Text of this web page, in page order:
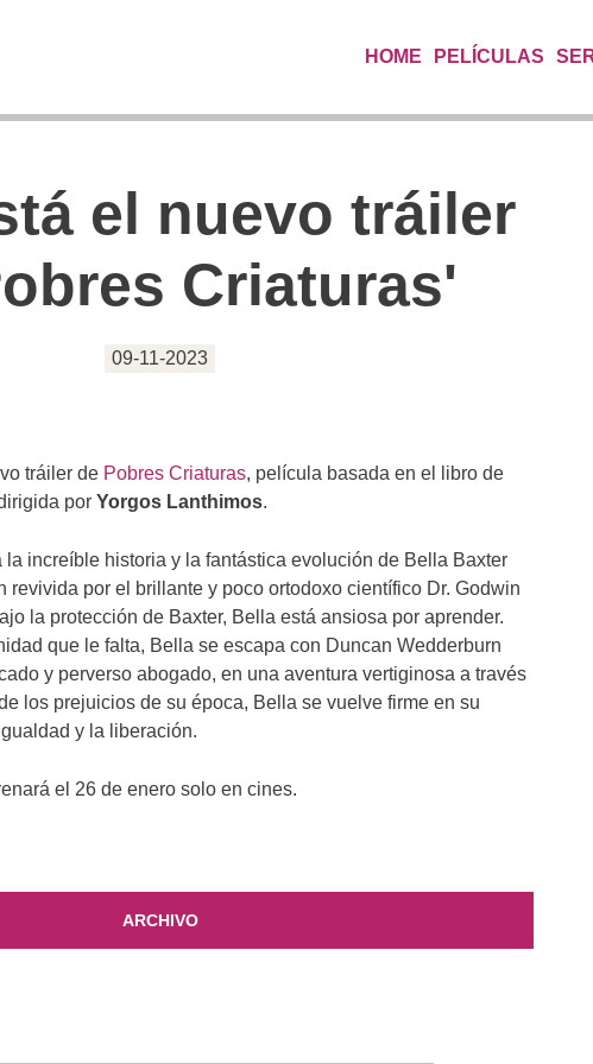
HOME PELÍCULAS
el nuevo tráiler
Criaturas'
09-11-2023
tráiler de Pobres Criaturas, película basada en el libro de
porYorgos Lanthimos.
la increíble historia y la fantástica evolución de Bella Baxter
revivida por el brillante y poco ortodoxo científico Dr. Godwin
la protección de Baxter, Bella está ansiosa por aprender.
que le falta, Bella se escapa con Duncan Wedderburn
y perverso abogado, en una aventura vertiginosa a través
los prejuicios de su época, Bella se vuelve firme en su
y la liberación.
el 26 de enero solo en cines.
ARCHIVO